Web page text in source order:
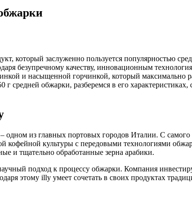
который заслуженно пользуется популярностью
безупречному качеству, инновационным
и насыщенной горчинкой, который максимально
средней обжарки, разберемся в его
из главных портовых городов Италии. С самого
кофейной культуры с передовыми технологиями
и тщательно обработанные зерна арабики.
подход к процессу обжарки. Компания
этому illy умеет сочетать в своих продуктах